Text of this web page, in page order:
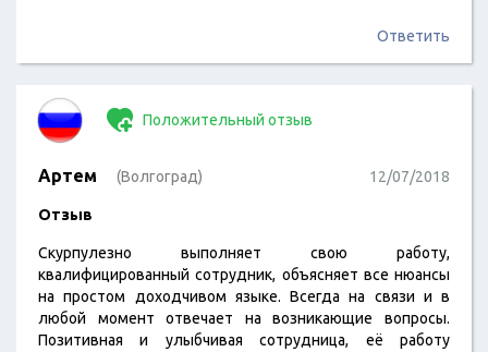
Ответить
Положительный отзыв
Артем (Волгоград) 12/07/2018
Отзыв
Скурпулезно выполняет свою работу,
квалифицированный сотрудник, объясняет все нюансы
на простом доходчивом языке. Всегда на связи и в
любой момент отвечает на возникающие вопросы.
Позитивная и улыбчивая сотрудница, её работу